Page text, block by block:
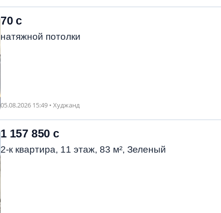
70 с
натяжной потолки
05.08.2026 15:49 • Худжанд
1 157 850 с
2-к квартира, 11 этаж, 83 м², Зеленый